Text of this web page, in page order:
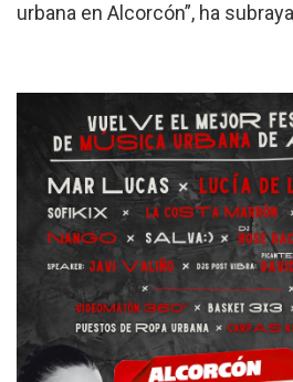
urbana en Alcorcón”, ha